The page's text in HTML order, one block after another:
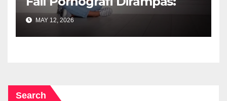
Ancaman Seksual Kanak-
Kanak Dalam Talian Semakin
Kritikal
MAY 12, 2026
Search